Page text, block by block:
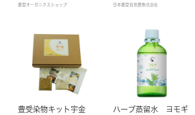
豊受オーガニクスショップ 日本豊受自然農株式会社
豊受染物キット宇金
ハーブ蒸留水 ヨモギ